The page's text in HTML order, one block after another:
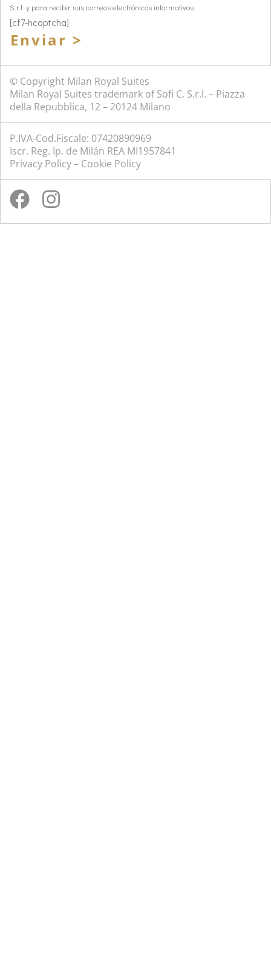
S.r.l. y para recibir sus correos electrónicos informativos.
[cf7-hcaptcha]
Enviar >
© Copyright Milan Royal Suites
Milan Royal Suites trademark of Sofi C. S.r.l. – Piazza
della Repubblica, 12 – 20124 Milano
P.IVA-Cod.Fiscale: 07420890969
Iscr. Reg. Ip. de Milán REA MI1957841
Privacy Policy– Cookie Policy